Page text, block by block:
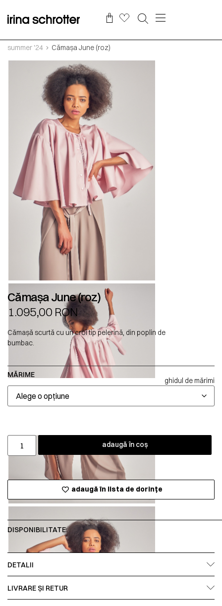
summer '24 Cămașa June (roz)
Cămașa June (roz)
1.095,00 RON
Cămașă scurtă cu un croi tip pelerină, din poplin de
bumbac.
MĂRIME
ghidul de mărimi
adaugă în coș
adaugă în lista de dorințe
DISPONIBILITATE:
DETALII
LIVRARE ȘI RETUR